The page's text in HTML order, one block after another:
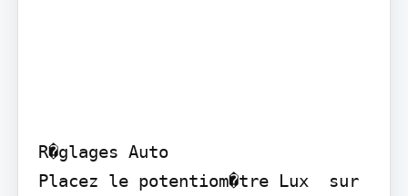
R�glages Auto
Placez le potentiom�tre Lux  sur